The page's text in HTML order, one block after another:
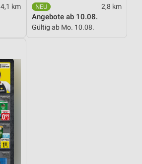
4,1 km 2,8 km
Angebote ab 10.08.
Gültig ab Mo. 10.08.